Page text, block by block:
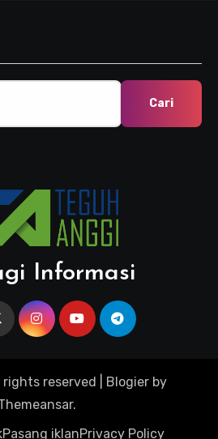
Informasi
reserved Blogierby
.
Pasang iklanPrivacy Policy